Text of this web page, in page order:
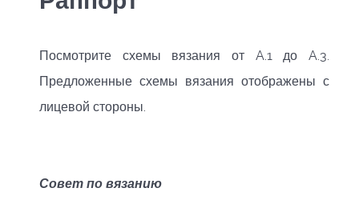
Посмотрите схемы вязания от A.1 до A.3.
Предложенные схемы вязания отображены с
лицевой стороны.
Совет по вязанию